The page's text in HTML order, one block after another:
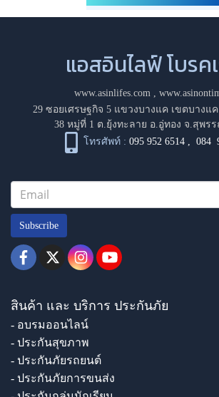
แอสอินไลฟ์ โบรค
www.asinlifes.com,
29 ซอยเศรษฐกิจ 5 แขวงบางแค เขตบางแค
38 หมู่ที่ 1 ต.ยุ้งทะลาย อ.อู่ทอง จ.สุพร
โทรศัพท์ : 095 952 6514 ,084
Subscribe
สินค้า และ บริการ ประกันภัย
- อบรมออนไลน์
- ประกันสุขภาพ
- ประกันภัยรถยนต์
- ประกันภัยการขนส่ง